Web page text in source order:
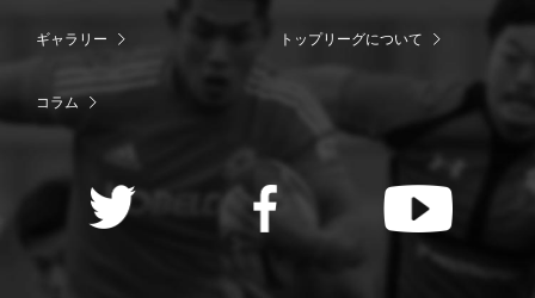
ギャラリー トップリーグについて
コラム